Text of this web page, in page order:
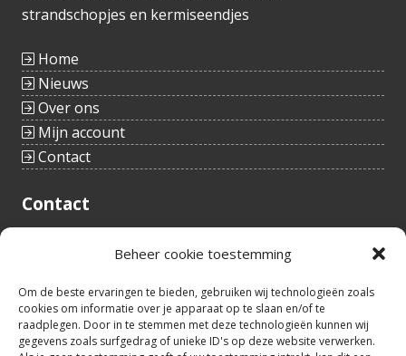
Beheer cookie toestemming
Om de beste ervaringen te bieden, gebruiken wij technologieën zoals
cookies om informatie over je apparaat op te slaan en/of te
raadplegen. Door in te stemmen met deze technologieën kunnen wij
gegevens zoals surfgedrag of unieke ID's op deze website verwerken.
strandschopjes en kermiseendjes
Home
Nieuws
Over ons
Mijn account
Contact
Contact
8760 Meulebeke
tel.: +32(0)51/48 66 59
info@idealtoys.be
BTW nr.: BE0860.852.630